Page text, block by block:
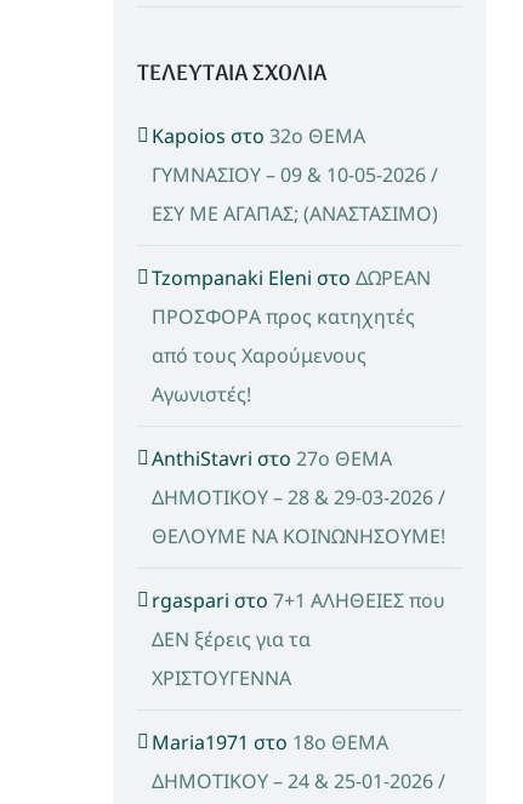
ΤΕΛΕΥΤΑΙΑ ΣΧΟΛΙΑ
Kapoios στο 32ο ΘΕΜΑ
ΓΥΜΝΑΣΙΟΥ – 09 & 10-05-2026 /
ΕΣΥ ΜΕ ΑΓΑΠΑΣ; (ΑΝΑΣΤΑΣΙΜΟ)
Tzompanaki Eleni στο ΔΩΡΕΑΝ
ΠΡΟΣΦΟΡΑ προς κατηχητές
από τους Χαρούμενους
Αγωνιστές!
AnthiStavri στο 27ο ΘΕΜΑ
ΔΗΜΟΤΙΚΟΥ – 28 & 29-03-2026 /
ΘΕΛΟΥΜΕ ΝΑ ΚΟΙΝΩΝΗΣΟΥΜΕ!
rgaspari στο 7+1 ΑΛΗΘΕΙΕΣ που
ΔΕΝ ξέρεις για τα
ΧΡΙΣΤΟΥΓΕΝΝΑ
Maria1971 στο 18ο ΘΕΜΑ
ΔΗΜΟΤΙΚΟΥ – 24 & 25-01-2026 /